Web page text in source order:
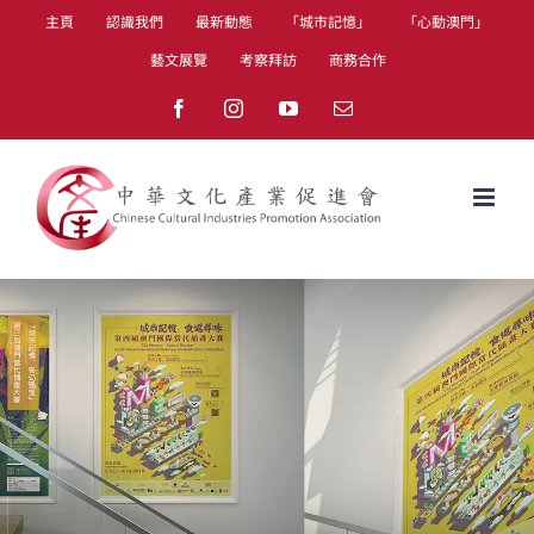
主頁 認識我們 最新動態 「城市記憶」
「心動澳門」
藝文展覽
考察拜訪 商務合作
FacebookInstagramYouTubeEmail